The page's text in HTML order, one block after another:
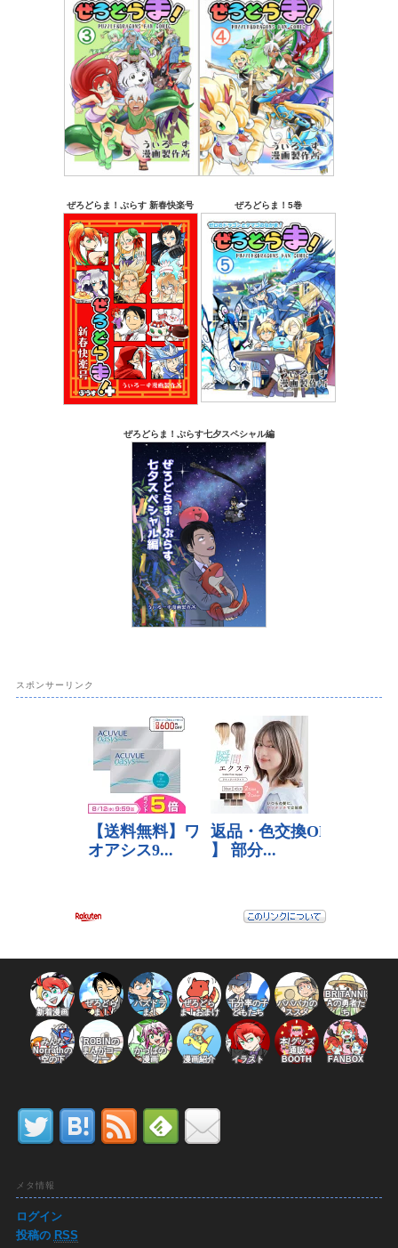
ぜろどらま！ぷらす 新春快楽号 ぜろどらま！5巻
ぜろどらま！ぷらす七夕スペシャル編
スポンサーリンク
新着漫画
ぜろどら
ま！
パズドラ
ま！
ぜろどら
ま！おまけ
千分率の子
どもたち
パパバカの
ススメ
BRITANNI
Aの勇者た
ち
みんな
Norrathの
空の下
ROBINの
まんがコー
ナー
かっぱの
漫画
漫画紹介 イラスト
本/グッズ
通販
BOOTH
FANBOX
メタ情報
ログイン
投稿の RSS